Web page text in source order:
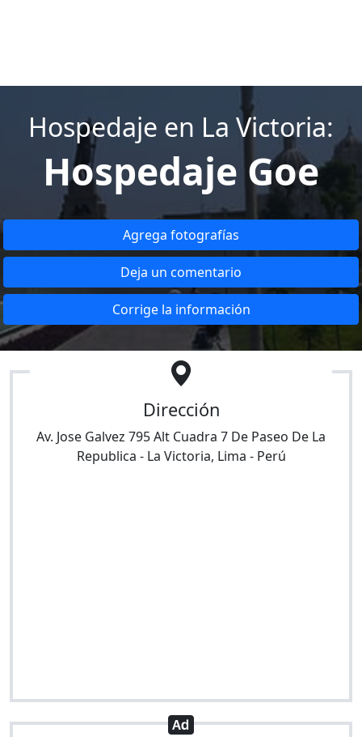
Hospedaje en La Victoria:
Hospedaje Goe
Agrega fotografías
Deja un comentario
Corrige la información
Dirección
Av. Jose Galvez 795 Alt Cuadra 7 De Paseo De La
Republica - La Victoria, Lima - Perú